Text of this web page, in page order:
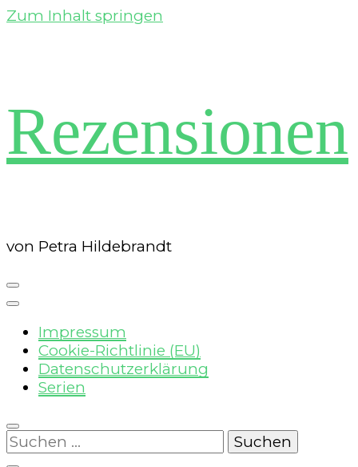
Zum Inhalt springen
Rezensionen
von Petra Hildebrandt
Impressum
Cookie-Richtlinie (EU)
Datenschutzerklärung
Serien
Suchen
nach: